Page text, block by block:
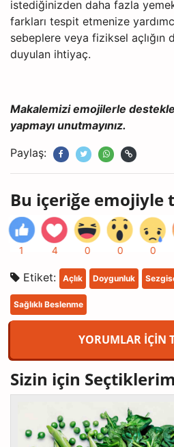
istediğinizden daha fazla
farkları tespit etmenize
sebeplere veya fiziksel açlığın
duyulan ihtiyaç.
Makalemizi emojilerle
yapmayı unutmayınız.
Paylaş:
Bu içeriğe emojiyle
1 4 0 0 0
Etiket: Açlık Doygunluk
Sağlıklı Beslenme
YORUMLAR İÇİN
Sizin için